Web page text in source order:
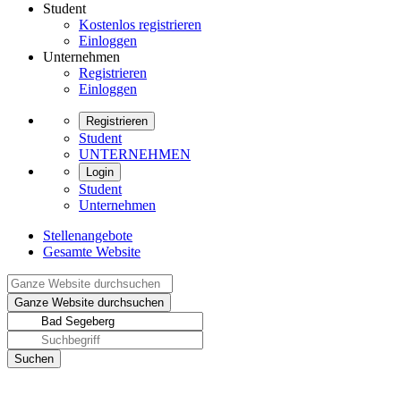
Student
Kostenlos registrieren
Einloggen
Unternehmen
Registrieren
Einloggen
Registrieren
Student
UNTERNEHMEN
Login
Student
Unternehmen
Stellenangebote
Gesamte Website